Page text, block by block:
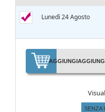
Lunedì 24 Agosto
AGGIUNGI
SENZA